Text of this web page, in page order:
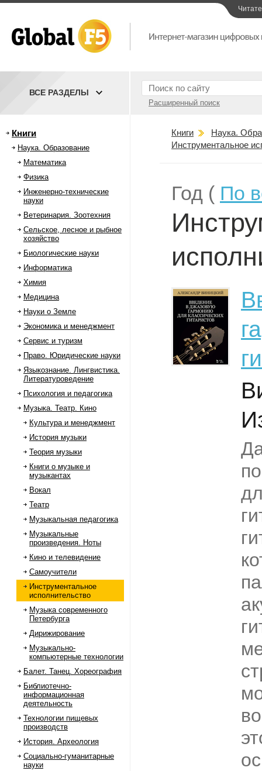
Расширенный поиск
ВСЕ РАЗДЕЛЫ
Книги
Наука. Образование
Математика
Физика
Инженерно-технические
науки
Ветеринария. Зоотехния
Сельское, лесное и рыбное
хозяйство
Биологические науки
Информатика
Химия
Медицина
Науки о Земле
Экономика и менеджмент
Сервис и туризм
Право. Юридические науки
Языкознание. Лингвистика.
Литературоведение
Психология и педагогика
Музыка. Театр. Кино
Культура и менеджмент
История музыки
Теория музыки
Книги о музыке и
музыкантах
Вокал
Театр
Музыкальная педагогика
Музыкальные
произведения. Ноты
Кино и телевидение
Самоучители
Инструментальное
исполнительство
Музыка современного
Петербурга
Дирижирование
Музыкально-
компьютерные технологии
Балет. Танец. Хореография
Библиотечно-
информационная
деятельность
Технологии пищевых
производств
История. Археология
Социально-гуманитарные
науки
Книги
Наука.
Инструментальное
Год ( По